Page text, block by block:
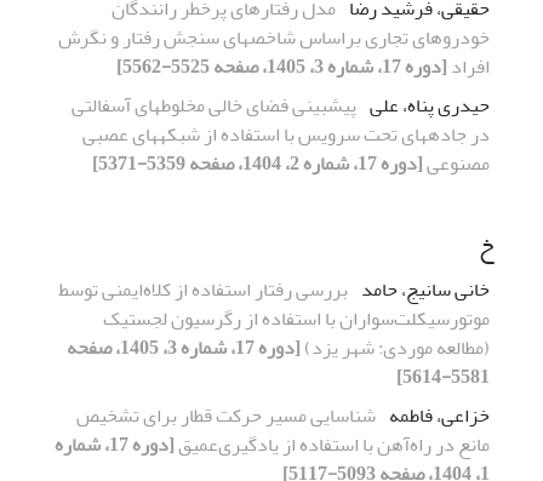
حقیقی، فرشید رضا مدل رفتارهای پرخطر رانندگان
خودروهای تجاری براساس شاخص­های سنجش رفتار و نگرش
افراد[دوره 17، شماره 3، 1405، صفحه 5525-5562]
حیدری پناه، علی پیش­بینی فضای خالی مخلوط­های آسفالتی
در جاده­های تحت سرویس با استفاده از شبکه­های عصبی
مصنوعی[دوره 17، شماره 2، 1404، صفحه 5359-5371]
خ
خانی سانیج، حامد بررسی رفتار استفاده از کلاه‌ایمنی توسط
موتورسیکلت‌سواران با استفاده از رگرسیون لجستیک
(مطالعه موردی: شهر یزد)
[دوره 17، شماره 3، 1405، صفحه
5581-5614]
خزاعی، فاطمه شناسایی مسیر حرکت قطار برای تشخیص
مانع در راه‌آهن با استفاده از یادگیری‌عمیق
[دوره 17، شماره
1، 1404، صفحه 5093-5117]